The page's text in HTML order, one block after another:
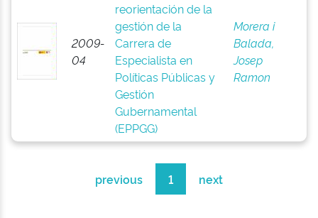
2009-
04
reorientación de la
gestión de la
Carrera de
Especialista en
Políticas Públicas y
Gestión
Gubernamental
(EPPGG)
Morera i
Balada,
Josep
Ramon
previous 1 next